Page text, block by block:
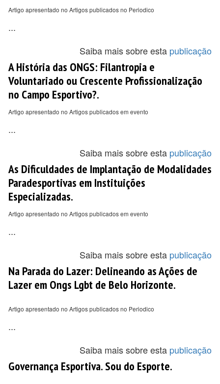
Artigo apresentado no Artigos publicados no Periodico
...
Saiba mais sobre esta publicação
A História das ONGS: Filantropia e
Voluntariado ou Crescente Profissionalização
no Campo Esportivo?.
Artigo apresentado no Artigos publicados em evento
...
Saiba mais sobre esta publicação
As Dificuldades de Implantação de Modalidades
Paradesportivas em Instituições
Especializadas.
Artigo apresentado no Artigos publicados em evento
...
Saiba mais sobre esta publicação
Na Parada do Lazer: Delineando as Ações de
Lazer em Ongs Lgbt de Belo Horizonte.
Artigo apresentado no Artigos publicados no Periodico
...
Saiba mais sobre esta publicação
Governança Esportiva. Sou do Esporte.